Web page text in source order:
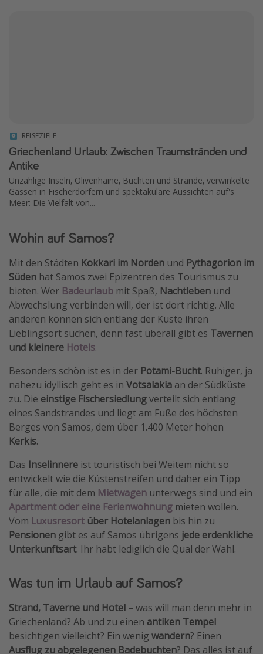
REISEZIELE
Griechenland Urlaub: Zwischen Traumstränden und
Antike
Unzählige Inseln, Olivenhaine, Buchten und Strände, verwinkelte
Gassen in Fischerdörfern und spektakuläre Aussichten auf's
Meer: Die Vielfalt von...
Wohin auf Samos?
Mit den Städten Kokkari im Norden und Pythagorion im
Süden hat Samos zwei Epizentren des Tourismus zu
bieten. Wer Badeurlaub mit Spaß, Nachtleben und
Abwechslung verbinden will, der ist dort richtig. Alle
anderen können sich entlang der Küste ihren
Lieblingsort suchen, denn fast überall gibt es Tavernen
und kleinere Hotels.
Besonders schön ist es in der Potami-Bucht. Ruhiger, ja
nahezu idyllisch geht es in Votsalakia an der Südküste
zu. Die einstige Fischersiedlungverteilt sich entlang
eines Sandstrandes und liegt am Fuße des höchsten
Berges von Samos, dem über 1.400 Meter hohen
Kerkis.
Das Inselinnere ist touristisch bei Weitem nicht so
entwickelt wie die Küstenstreifen und daher ein Tipp
für alle, die mit dem Mietwagen unterwegs sind und ein
Apartment oder eine Ferienwohnung mieten wollen.
Vom Luxusresort über Hotelanlagen bis hin zu
Pensionen gibt es auf Samos übrigens jede erdenkliche
Unterkunftsart. Ihr habt lediglich die Qual der Wahl.
Was tun im Urlaub auf Samos?
Strand, Taverne und Hotel – was will man denn mehr in
Griechenland? Ab und zu einen antiken Tempel
besichtigen vielleicht? Ein wenig wandern? Einen
Ausflug zu abgelegenen Badebuchten? Das alles ist auf